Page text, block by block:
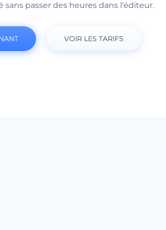
sans passer des heures dans l'éditeur.
VOIR LES TARIFS